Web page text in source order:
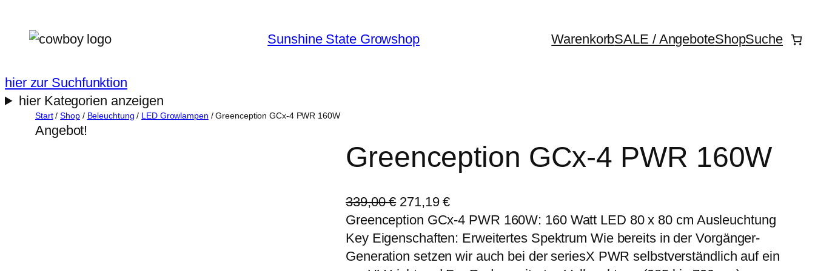
Inhalt
Sunshine State Growshop WarenkorbSALE / AngeboteShopSuche
hier zur Suchfunktion
hier Kategorien anzeigen
Start/Shop/ Beleuchtung / LED Growlampen / Greenception GCx-4 PWR 160W
Angebot!
Greenception GCx-4 PWR 160W
339,00€ U
r
s
p
271,19€A
k
t
u
Greenception GCx-4 PWR 160W: 160 Watt LED 80 x 80 cm Ausleuchtung
Key Eigenschaften: Erweitertes Spektrum Wie bereits in der Vorgänger-
Generation setzen wir auch bei der seriesX PWR selbstverständlich auf ein